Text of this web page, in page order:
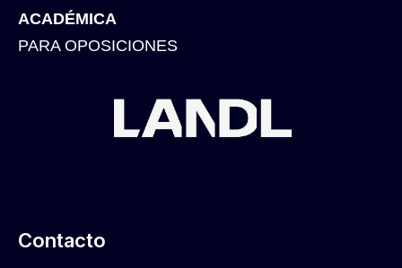
ACADÉMICA
PARA OPOSICIONES
Contacto